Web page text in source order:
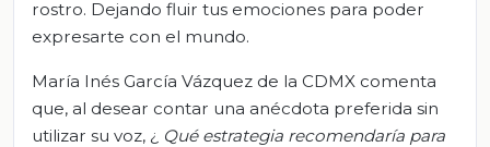
rostro. Dejando fluir tus emociones para poder
expresarte con el mundo.
María Inés García Vázquez de la CDMX comenta
que, al desear contar una anécdota preferida sin
utilizar su voz, ¿ Qué estrategia recomendaría para